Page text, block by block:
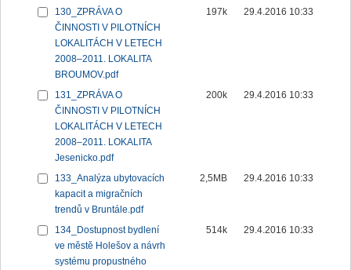
130_ZPRÁVA O
ČINNOSTI V PILOTNÍCH
LOKALITÁCH V LETECH
2008–2011. LOKALITA
BROUMOV.pdf
197k 29.4.2016 10:33
131_ZPRÁVA O
ČINNOSTI V PILOTNÍCH
LOKALITÁCH V LETECH
2008–2011. LOKALITA
Jesenicko.pdf
200k 29.4.2016 10:33
133_Analýza ubytovacích
kapacit a migračních
trendů v Bruntále.pdf
2,5MB 29.4.2016 10:33
134_Dostupnost bydlení
ve městě Holešov a návrh
systému propustného
514k 29.4.2016 10:33